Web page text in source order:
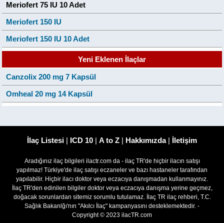
Meriofert 75 IU 10 Adet
Meriofert 150 IU
Meriofert 150 IU 10 Adet
Yeni Eklenen İlaçlar
Canzolix 200 mg 7 Kapsül
Omheal 20 mg 14 Kapsül
İlaç Listesi | ICD 10 | A to Z | Hakkımızda| İletişim
Aradığınız ilaç bilgileri ilactr.com da - ilaç TR'de hiçbir ilacın satışı
yapılmaz! Türkiye'de ilaç satışı eczaneler ve bazı hastaneler tarafından
yapılabilir. Hiçbir ilacı doktor veya eczacıya danışmadan kullanmayınız.
İlaç TR'den edinilen bilgiler doktor veya eczacıya danışma yerine geçmez,
doğacak sorunlardan sitemiz sorumlu tutulamaz. İlaç TR ilaç rehberi, T.C.
Sağlık Bakanlğı'nın "Akılcı İlaç" kampanyasını desteklemektedir. -
Copyright © 2023 ilacTR.com